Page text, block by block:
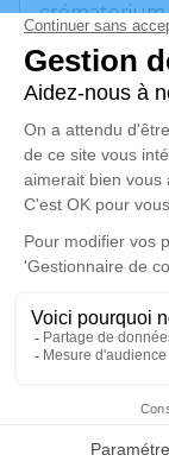
Faire-
crématorium
Nous vous
laisser vos
souvenirs,
pensées à
Cet endroit
honorer la
Un service
mardi